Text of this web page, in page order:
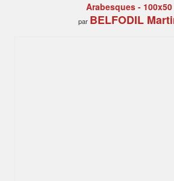
Arabesques -
par BELFODIL